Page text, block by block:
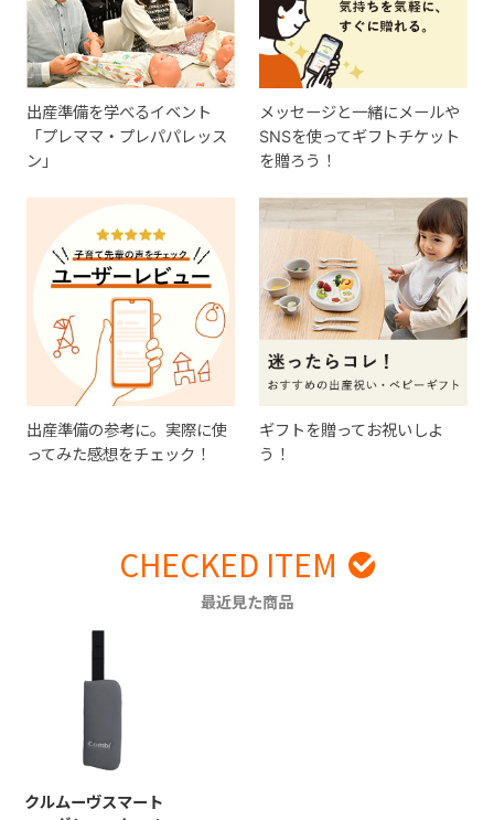
出産準備を学べるイベント
「プレママ・プレパパレッス
ン」
メッセージと一緒にメールや
SNSを使ってギフトチケット
を贈ろう！
出産準備の参考に。実際に使
ってみた感想をチェック！
ギフトを贈ってお祝いしよ
う！
CHECKED ITEM
最近見た商品
クルムーヴスマート